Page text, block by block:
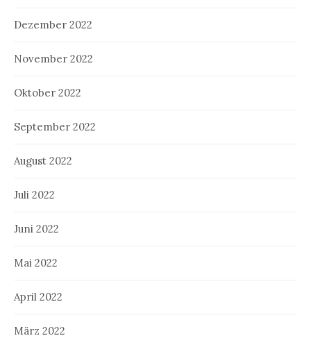
Dezember 2022
November 2022
Oktober 2022
September 2022
August 2022
Juli 2022
Juni 2022
Mai 2022
April 2022
März 2022